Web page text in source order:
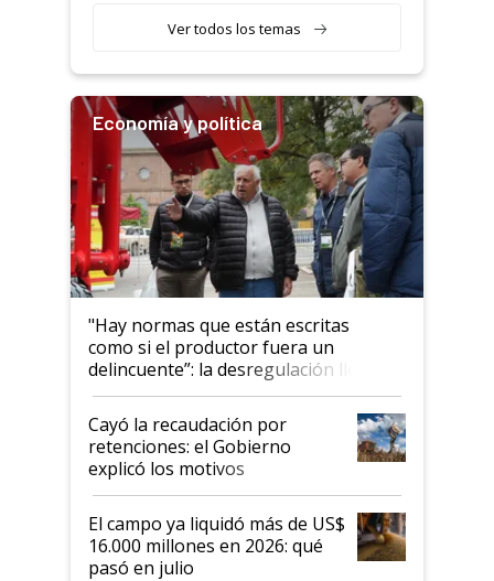
Ver todos los temas
Economía y política
"Hay normas que están escritas
como si el productor fuera un
delincuente”: la desregulación llegó
al Congreso Aapresid y hasta se
habló del financiamiento al IPCVA
Cayó la recaudación por
retenciones: el Gobierno
explicó los motivos
El campo ya liquidó más de US$
16.000 millones en 2026: qué
pasó en julio